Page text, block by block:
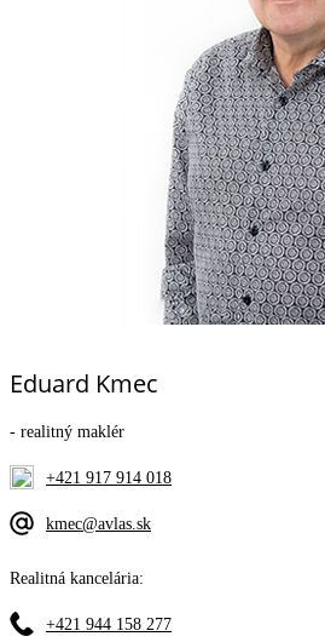
Eduard Kmec
- realitný maklér
+421 917 914 018
kmec@avlas.sk
Realitná kancelária:
+421 944 158 277